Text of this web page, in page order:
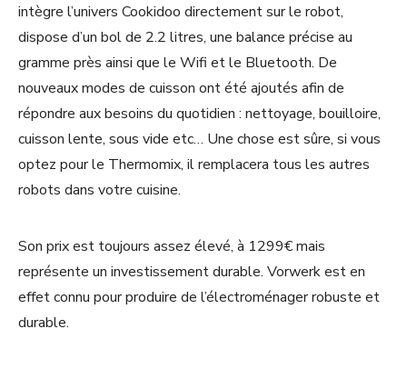
intègre l’univers Cookidoo directement sur le robot,
dispose d’un bol de 2.2 litres, une balance précise au
gramme près ainsi que le Wifi et le Bluetooth. De
nouveaux modes de cuisson ont été ajoutés afin de
répondre aux besoins du quotidien : nettoyage, bouilloire,
cuisson lente, sous vide etc… Une chose est sûre, si vous
optez pour le Thermomix, il remplacera tous les autres
robots dans votre cuisine.
Son prix est toujours assez élevé, à 1299€ mais
représente un investissement durable. Vorwerk est en
effet connu pour produire de l’électroménager robuste et
durable.